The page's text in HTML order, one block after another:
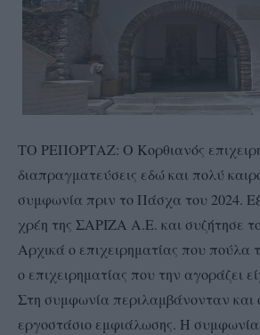
ΤΟ ΡΕΠΟΡΤΑΖ: Ο Κορθιανός
διαπραγματεύσεις εδώ και πολύ
συμφωνία πριν το Πάσχα του 2024.
χρέη της ΣΑΡΙΖΑ Α.Ε. και συζήτησε
Αρχικά ο επιχειρηματίας που πούλα
ο επιχειρηματίας που την αγοράζει
Στη συμφωνία περιλαμβάνονταν και
εργοστάσιο εμφιάλωσης. Η